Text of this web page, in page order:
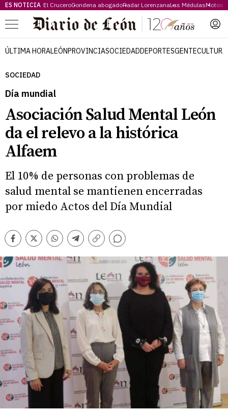
ES NOTICIA El CruceroCondena abogadoRadar LorenzanaLas MédulasMotos
Menú
ÚLTIMA HORALEÓNPROVINCIASOCIEDADDEPORTESGENTECULTURA
SOCIEDAD
Día mundial
Asociación Salud Mental León
da el relevo a la histórica
Alfaem
El 10% de personas con problemas de
salud mental se mantienen encerradas
por miedo Actos del Día Mundial
Facebook
TwitterWhatsappTelegram
Copiar
Comentarios